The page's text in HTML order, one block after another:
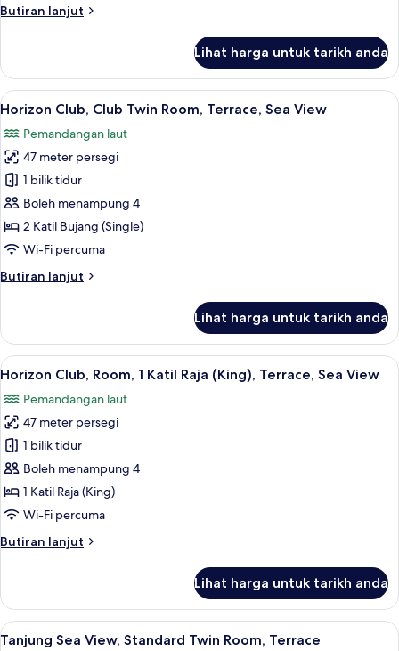
Katil
Terrace
Butiran lanjut
Butiran
Sea
View,
Standard
Katil
Raja
(King),
Terrace
Lihat harga untuk tarikh anda
Lihat
semua
foto
untuk
Horizon
Club,
Club
Twin
Terrace,
Horizon Club, Club Twin Room,
8
Horizon Club, Club Twin Room, Terrace, Sea View
Pemandangan laut
47 meter persegi
1 bilik tidur
Boleh menampung 4
2 Katil Bujang (Single)
Wi-Fi percuma
Butiran lanjut
Butiran
Club,
Club
Twin
Terrace,
Sea
View
Lihat harga untuk tarikh anda
Lihat
semua
foto
untuk
Horizon
Club,
Room,
1
Raja
Sea
View
Horizon Club, Room, 1 Katil Raja
9
Horizon Club, Room, 1 Katil Raja (King), Terrace, Sea View
Pemandangan laut
47 meter persegi
1 bilik tidur
Boleh menampung 4
1 Katil Raja (King)
Wi-Fi percuma
Butiran lanjut
Butiran
Club,
Room,
1
Lihat harga untuk tarikh anda
Lihat
Gebar bulu kapas, peti besi dalam
8
Tanjung Sea View, Standard Twin Room, Terrace